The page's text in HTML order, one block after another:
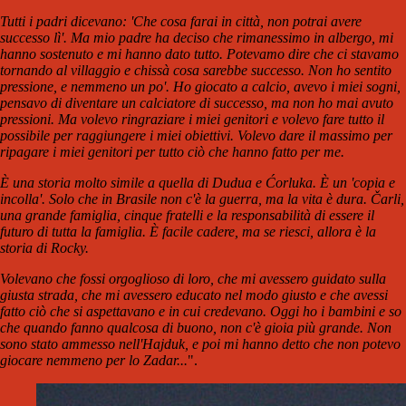
Tutti i padri dicevano: 'Che cosa farai in città, non potrai avere
successo lì'. Ma mio padre ha deciso che rimanessimo in albergo, mi
hanno sostenuto e mi hanno dato tutto. Potevamo dire che ci stavamo
tornando al villaggio e chissà cosa sarebbe successo. Non ho sentito
pressione, e nemmeno un po'. Ho giocato a calcio, avevo i miei sogni,
pensavo di diventare un calciatore di successo, ma non ho mai avuto
pressioni. Ma volevo ringraziare i miei genitori e volevo fare tutto il
possibile per raggiungere i miei obiettivi. Volevo dare il massimo per
ripagare i miei genitori per tutto ciò che hanno fatto per me.
È una storia molto simile a quella di Dudua e Ćorluka. È un 'copia e
incolla'. Solo che in Brasile non c'è la guerra, ma la vita è dura. Čarli,
una grande famiglia, cinque fratelli e la responsabilità di essere il
futuro di tutta la famiglia. È facile cadere, ma se riesci, allora è la
storia di Rocky.
Volevano che fossi orgoglioso di loro, che mi avessero guidato sulla
giusta strada, che mi avessero educato nel modo giusto e che avessi
fatto ciò che si aspettavano e in cui credevano. Oggi ho i bambini e so
che quando fanno qualcosa di buono, non c'è gioia più grande. Non
sono stato ammesso nell'Hajduk, e poi mi hanno detto che non potevo
giocare nemmeno per lo Zadar...".